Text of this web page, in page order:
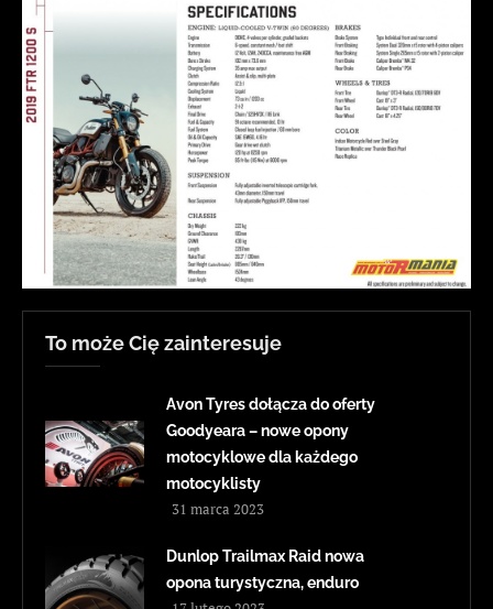
To może Cię zainteresuje
Avon Tyres dołącza do oferty
Goodyeara – nowe opony
motocyklowe dla każdego
motocyklisty
31 marca 2023
Dunlop Trailmax Raid nowa
opona turystyczna, enduro